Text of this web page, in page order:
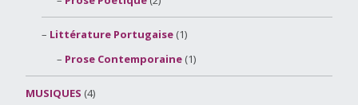
Littérature Portugaise(1)
Prose Contemporaine (1)
MUSIQUES (4)